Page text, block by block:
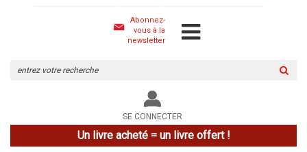
Abonnez-
vous à la
newsletter
le
site
SE CONNECTER
Un livre acheté = un livre offert !